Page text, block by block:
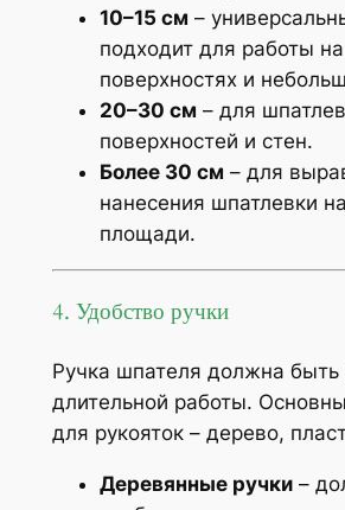
10–15 см –
подходит для работы
поверхностях и
20–30 см – для
поверхностей и стен.
Более 30 см – для
нанесения шпатлевки
площади.
4. Удобство ручки
Ручка шпателя должна быть
длительной работы.
для рукояток – дерево,
Деревянные ручки–